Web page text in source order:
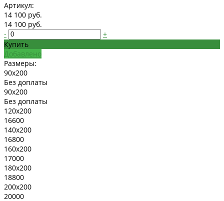
Артикул:
14 100 руб.
14 100 руб.
-
+
Купить
Добавлено
Размеры:
90x200
Без доплаты
90x200
Без доплаты
120x200
16600
140x200
16800
160x200
17000
180x200
18800
200x200
20000